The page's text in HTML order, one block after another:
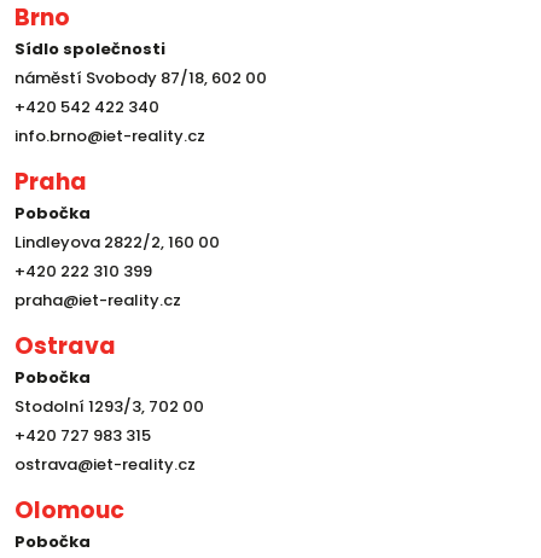
Brno
Sídlo společnosti
náměstí Svobody 87/18, 602 00
+420 542 422 340
info.brno@iet-reality.cz
Praha
Pobočka
Lindleyova 2822/2, 160 00
+420 222 310 399
praha@iet-reality.cz
Ostrava
Pobočka
Stodolní 1293/3, 702 00
+420 727 983 315
ostrava@iet-reality.cz
Olomouc
Pobočka